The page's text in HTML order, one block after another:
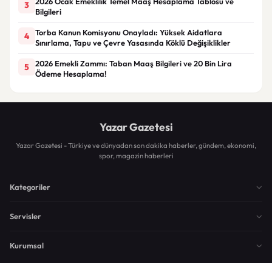
3
Bilgileri
4
Torba Kanun Komisyonu Onayladı: Yüksek Aidatlara
Sınırlama, Tapu ve Çevre Yasasında Köklü Değişiklikler
5
2026 Emekli Zammı: Taban Maaş Bilgileri ve 20 Bin Lira
Ödeme Hesaplama!
Yazar Gazetesi
Yazar Gazetesi - Türkiye ve dünyadan son dakika haberler, gündem, ekonomi,
spor, magazin haberleri
Kategoriler
Servisler
Kurumsal